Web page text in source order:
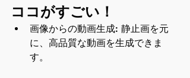
ココがすごい！
画像からの動画生成: 静止画を元
に、高品質な動画を生成できま
す。